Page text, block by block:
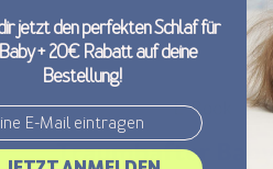
jetzt den perfekten Schlaf für
+ 20€ Rabatt auf deine
Bestellung!